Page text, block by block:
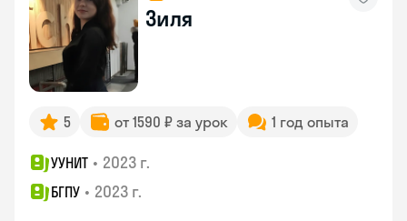
Зиля
5 от 1590 ₽ за урок 1 год опыта
УУНИТ • 2023 г.
БГПУ • 2023 г.